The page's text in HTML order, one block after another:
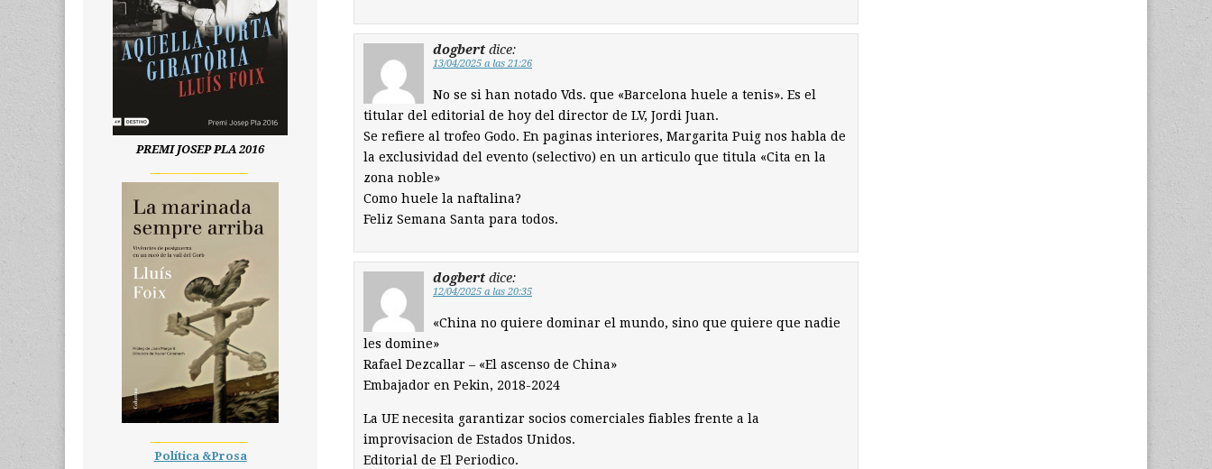
dogbert dice:
13/04/2025 a las 21:26
No se si han notado Vds. que «Barcelona huele a tenis». Es el
titular del editorial de hoy del director de LV, Jordi Juan.
Se refiere al trofeo Godo. En paginas interiores, Margarita Puig nos habla de
la exclusividad del evento (selectivo) en un articulo que titula «Cita en la
zona noble»
Como huele la naftalina?
Feliz Semana Santa para todos.
dogbert dice:
12/04/2025 a las 20:35
«China no quiere dominar el mundo, sino que quiere que nadie
les domine»
Rafael Dezcallar – «El ascenso de China»
Embajador en Pekin, 2018-2024
La UE necesita garantizar socios comerciales fiables frente a la
improvisacion de Estados Unidos.
Editorial de El Periodico.
PREMI JOSEP PLA 2016
Política &Prosa